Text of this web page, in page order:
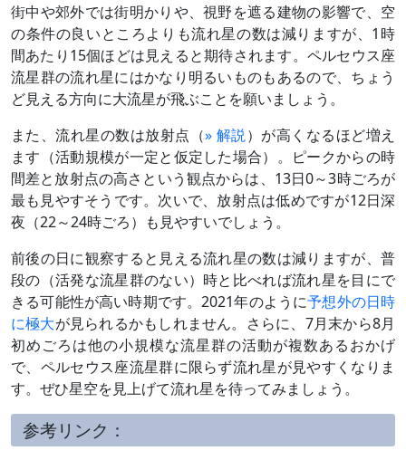
街中や郊外では街明かりや、視野を遮る建物の影響で、空
の条件の良いところよりも流れ星の数は減りますが、1時
間あたり15個ほどは見えると期待されます。ペルセウス座
流星群の流れ星にはかなり明るいものもあるので、ちょう
ど見える方向に大流星が飛ぶことを願いましょう。
また、流れ星の数は放射点（» 解説）が高くなるほど増え
ます（活動規模が一定と仮定した場合）。ピークからの時
間差と放射点の高さという観点からは、13日0～3時ごろが
最も見やすそうです。次いで、放射点は低めですが12日深
夜（22～24時ごろ）も見やすいでしょう。
前後の日に観察すると見える流れ星の数は減りますが、普
段の（活発な流星群のない）時と比べれば流れ星を目にで
きる可能性が高い時期です。2021年のように予想外の日時
に極大が見られるかもしれません。さらに、7月末から8月
初めごろは他の小規模な流星群の活動が複数あるおかげ
で、ペルセウス座流星群に限らず流れ星が見やすくなりま
す。ぜひ星空を見上げて流れ星を待ってみましょう。
参考リンク：